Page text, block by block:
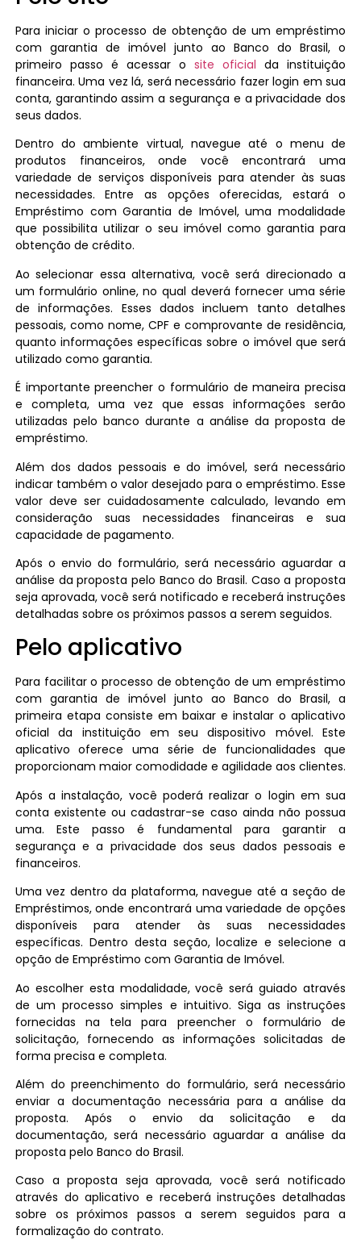
Para iniciar o processo de obtenção de um empréstimo
com garantia de imóvel junto ao Banco do Brasil, o
primeiro passo é acessar osite oficial da instituição
financeira. Uma vez lá, será necessário fazer login em sua
conta, garantindo assim a segurança e a privacidade dos
seus dados.
Dentro do ambiente virtual, navegue até o menu de
produtos financeiros, onde você encontrará uma
variedade de serviços disponíveis para atender às suas
necessidades. Entre as opções oferecidas, estará o
Empréstimo com Garantia de Imóvel, uma modalidade
que possibilita utilizar o seu imóvel como garantia para
obtenção de crédito.
Ao selecionar essa alternativa, você será direcionado a
um formulário online, no qual deverá fornecer uma série
de informações. Esses dados incluem tanto detalhes
pessoais, como nome, CPF e comprovante de residência,
quanto informações específicas sobre o imóvel que será
utilizado como garantia.
É importante preencher o formulário de maneira precisa
e completa, uma vez que essas informações serão
utilizadas pelo banco durante a análise da proposta de
empréstimo.
Além dos dados pessoais e do imóvel, será necessário
indicar também o valor desejado para o empréstimo. Esse
valor deve ser cuidadosamente calculado, levando em
consideração suas necessidades financeiras e sua
capacidade de pagamento.
Após o envio do formulário, será necessário aguardar a
análise da proposta pelo Banco do Brasil. Caso a proposta
seja aprovada, você será notificado e receberá instruções
detalhadas sobre os próximos passos a serem seguidos.
Pelo aplicativo
Para facilitar o processo de obtenção de um empréstimo
com garantia de imóvel junto ao Banco do Brasil, a
primeira etapa consiste em baixar e instalar o aplicativo
oficial da instituição em seu dispositivo móvel. Este
aplicativo oferece uma série de funcionalidades que
proporcionam maior comodidade e agilidade aos clientes.
Após a instalação, você poderá realizar o login em sua
conta existente ou cadastrar-se caso ainda não possua
uma. Este passo é fundamental para garantir a
segurança e a privacidade dos seus dados pessoais e
financeiros.
Uma vez dentro da plataforma, navegue até a seção de
Empréstimos, onde encontrará uma variedade de opções
disponíveis para atender às suas necessidades
específicas. Dentro desta seção, localize e selecione a
opção de Empréstimo com Garantia de Imóvel.
Ao escolher esta modalidade, você será guiado através
de um processo simples e intuitivo. Siga as instruções
fornecidas na tela para preencher o formulário de
solicitação, fornecendo as informações solicitadas de
forma precisa e completa.
Além do preenchimento do formulário, será necessário
enviar a documentação necessária para a análise da
proposta. Após o envio da solicitação e da
documentação, será necessário aguardar a análise da
proposta pelo Banco do Brasil.
Caso a proposta seja aprovada, você será notificado
através do aplicativo e receberá instruções detalhadas
sobre os próximos passos a serem seguidos para a
formalização do contrato.